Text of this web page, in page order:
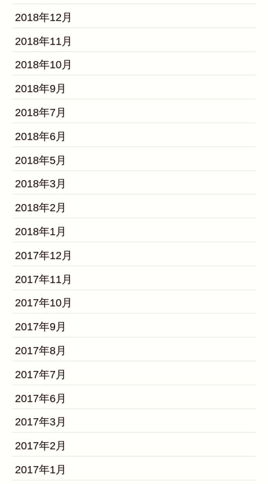
2018年12月
2018年11月
2018年10月
2018年9月
2018年7月
2018年6月
2018年5月
2018年3月
2018年2月
2018年1月
2017年12月
2017年11月
2017年10月
2017年9月
2017年8月
2017年7月
2017年6月
2017年3月
2017年2月
2017年1月